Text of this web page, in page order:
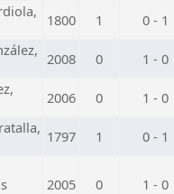
1800 1 0 - 1
2008 0 1 - 0
2006 0 1 - 0
1797 1 0 - 1
2005 0 1 - 0